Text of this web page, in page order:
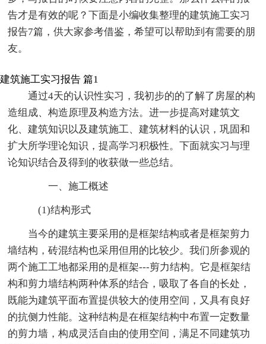
告才是有效的呢？下面是小编收集整理的建筑施工实习
报告7篇，供大家参考借鉴，希望可以帮助到有需要的朋
友。
建筑施工实习报告 篇1
通过4天的认识性实习，我初步的的了解了房屋的构
造组成、构造原理及构造方法。进一步提高对建筑文
化、建筑知识以及建筑施工、建筑材料的认识，巩固和
扩大所学理论知识，提高学习积极性。下面就实习与理
论知识结合及得到的收获做一些总结。
一、施工概述
(1)结构形式
当今的建筑主要采用的是框架结构或者是框架剪力
墙结构，砖混结构也采用但用的比较少。我们所参观的
两个施工工地都采用的是框架---剪力结构。它是框架结
构和剪力墙结构两种体系的结合，吸取了各自的长处，
既能为建筑平面布置提供较大的使用空间，又具有良好
的抗侧力性能。这种结构是在框架结构中布置一定数量
的剪力墙，构成灵活自由的使用空间，满足不同建筑功